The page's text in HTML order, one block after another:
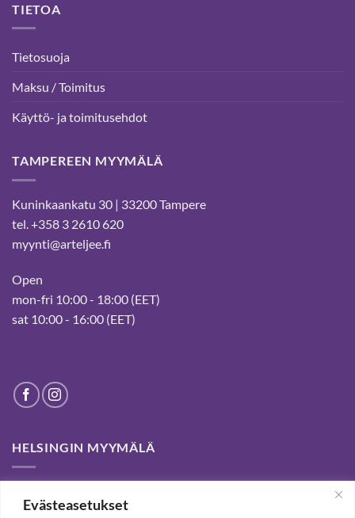
Evästeasetukset
TIETOA
Tietosuoja
Maksu / Toimitus
Käyttö- ja toimitusehdot
TAMPEREEN MYYMÄLÄ
Kuninkaankatu 30 | 33200 Tampere
tel. +358 3 2610 620
myynti@arteljee.fi
Open
mon-fri 10:00 - 18:00 (EET)
sat 10:00 - 16:00 (EET)
HELSINGIN MYYMÄLÄ
customers for passed years and welcome you to our Tampere